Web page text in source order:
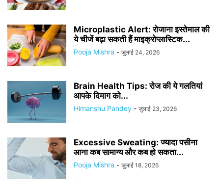
Microplastic Alert: रोजाना इस्तेमाल की
ये चीजें बढ़ा सकती हैं माइक्रोप्लास्टिक...
Pooja Mishra - जुलाई 24, 2026
Brain Health Tips: रोज की ये गलतियां
आपके दिमाग को...
Himanshu Pandey - जुलाई 23, 2026
Excessive Sweating: ज्यादा पसीना
आना कब सामान्य और कब हो सकता...
Pooja Mishra - जुलाई 18, 2026